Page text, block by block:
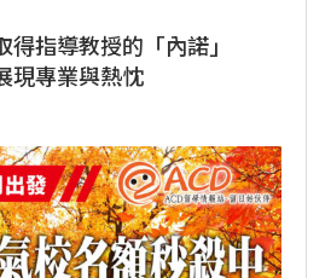
指導教授的「內諾」
現專業與熱忱